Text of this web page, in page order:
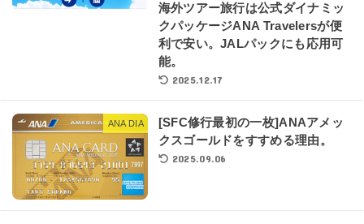
海外ツアー旅行は公式ダイナミッ
クパッケージANA Travelersが便
利で安い。JALパックにも応用可
能。
2025.12.17
ANA DIA
[SFC修行最初の一枚]ANAアメッ
クスゴールドをすすめる理由。
2025.09.06